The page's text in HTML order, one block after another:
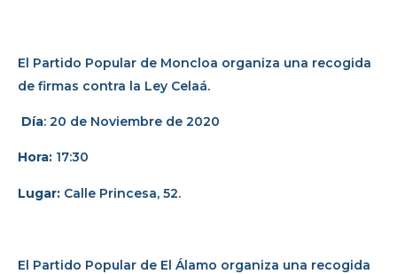
El Partido Popular de Moncloa organiza una recogida
de firmas contra la Ley Celaá.
Día: 20 de Noviembre de 2020
Hora: 17:30
Lugar: Calle Princesa, 52.
El Partido Popular de El Álamo organiza una recogida